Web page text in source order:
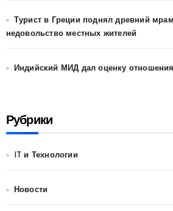
Турист в Греции поднял древний
недовольство местных жителей
Индийский МИД дал оценку
Рубрики
IT и Технологии
Новости